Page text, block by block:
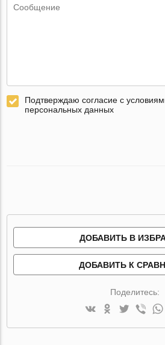
Подтверждаю согласие с
персональных данных
ДОБАВИТЬ В
ДОБАВИТЬ К
Поделитесь: